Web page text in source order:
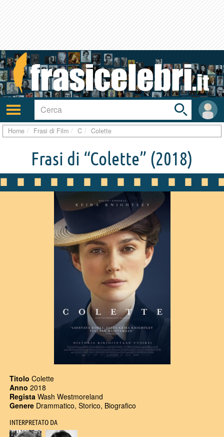
Attiva/disattiva
navigazione
User
area
Toggle
search
bar
Home Frasi di Film C Colette
Frasi di “Colette” (2018)
Titolo Colette
Anno 2018
Regista Wash Westmoreland
Genere Drammatico, Storico, Biografico
INTERPRETATO DA